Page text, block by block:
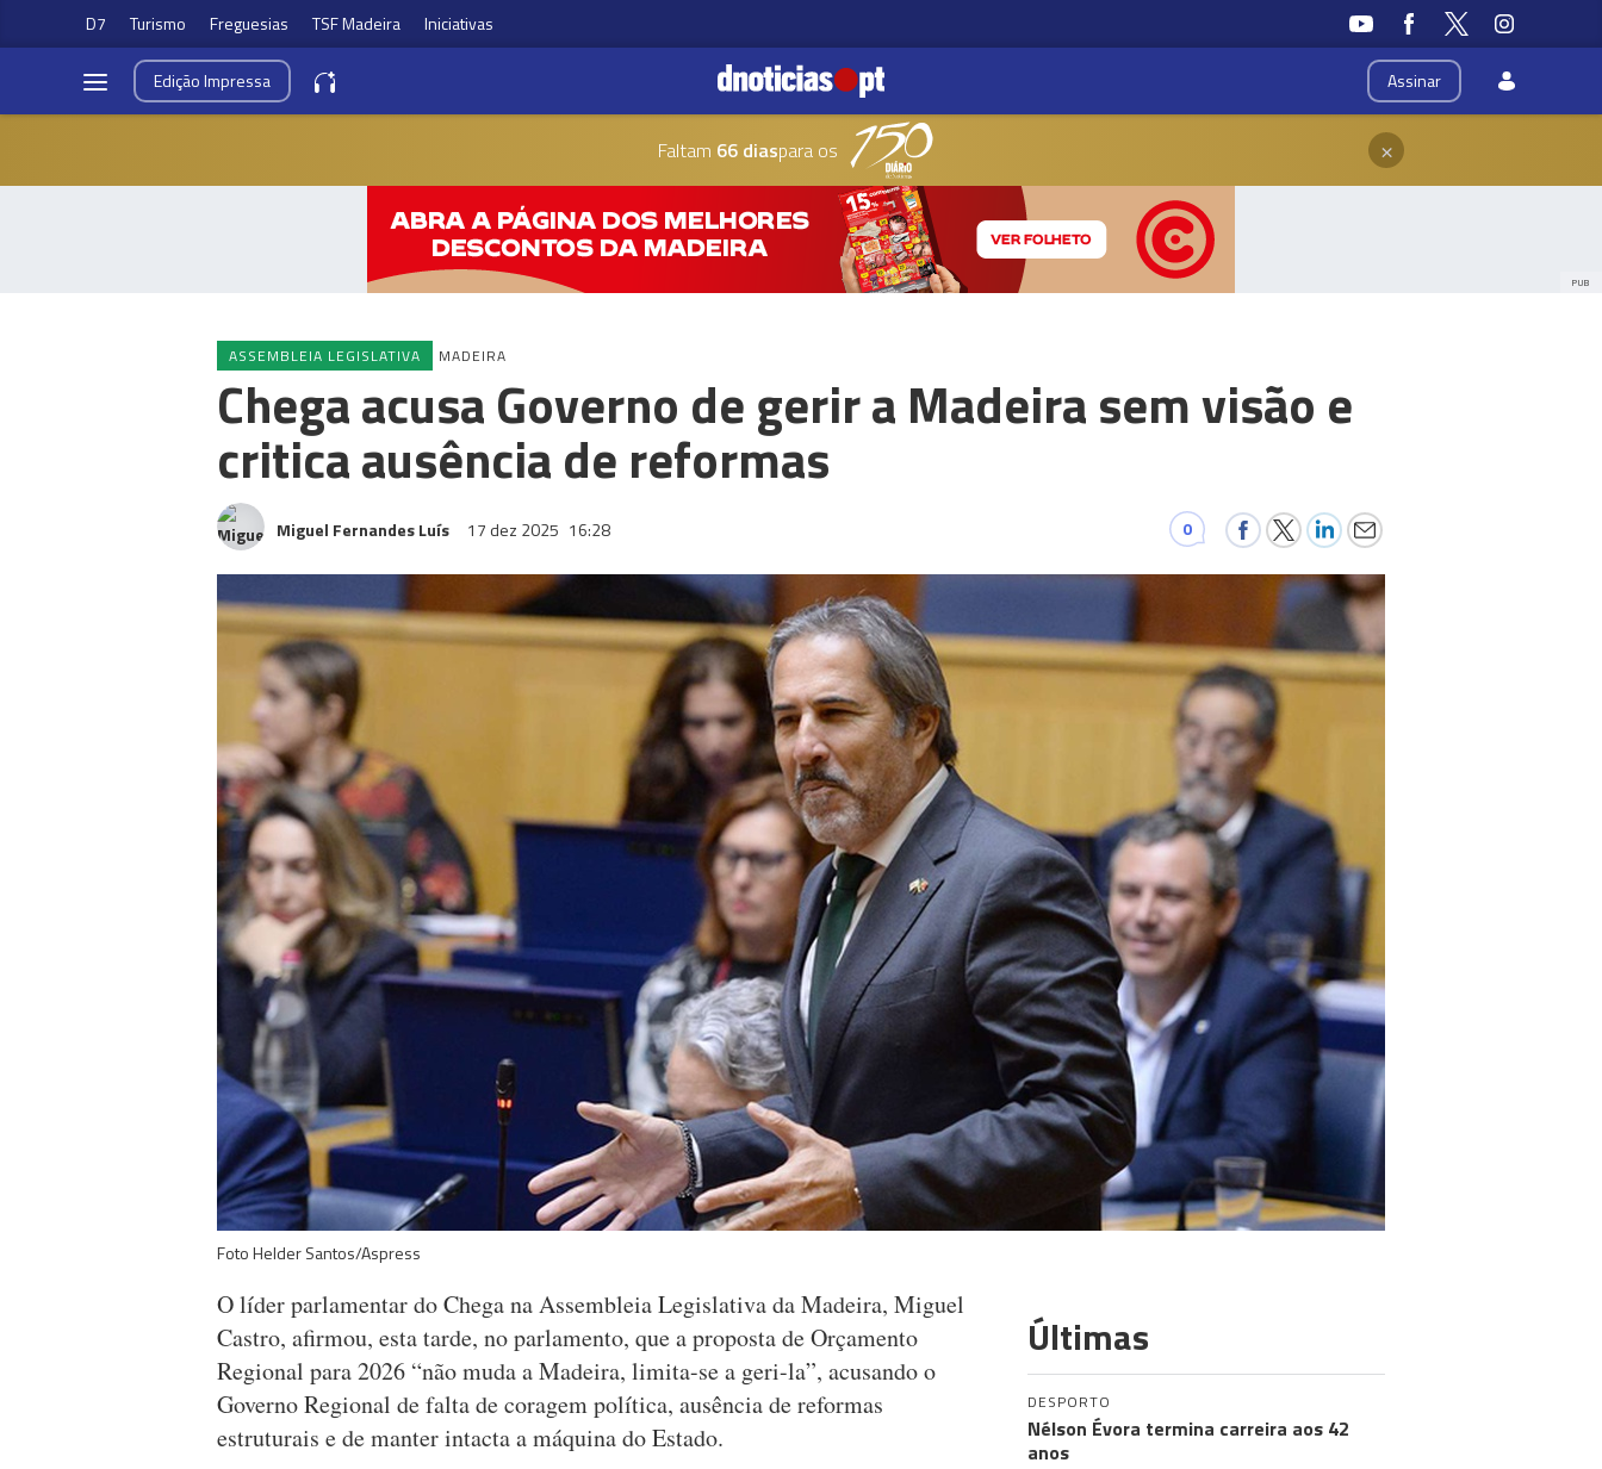
D7 Turismo Freguesias TSF Madeira Iniciativas
Assinar
EdiçãoImpressa
Faltam 66 diaspara os ×
PUB
ASSEMBLEIA LEGISLATIVA MADEIRA
Chega acusa Governo de gerir a Madeira sem visão e
critica ausência de reformas
Miguel Fernandes Luís 17 dez 2025 16:28 0
Foto Helder Santos/Aspress
O líder parlamentar do Chega na Assembleia Legislativa da Madeira, Miguel
Castro, afirmou, esta tarde, no parlamento, que a proposta de Orçamento
Regional para 2026 “não muda a Madeira, limita-se a geri-la”, acusando o
Governo Regional de falta de coragem política, ausência de reformas
estruturais e de manter intacta a máquina do Estado.
Últimas
DESPORTO
Nélson Évora termina carreira aos 42
anos